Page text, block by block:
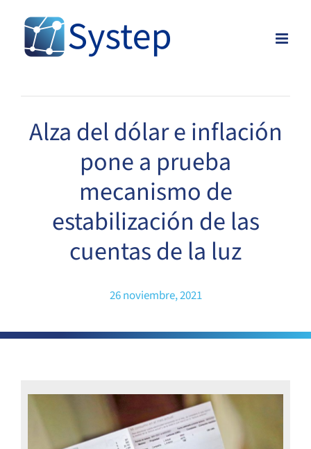
content
Alza del dólar e inflación
pone a prueba
mecanismo de
estabilización de las
cuentas de la luz
26 noviembre, 2021